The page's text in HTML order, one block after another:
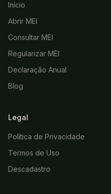
Início
Abrir MEI
Consultar MEI
Regularizar MEI
Declaração Anual
Blog
Legal
Política de Privacidade
Termos de Uso
Descadastro